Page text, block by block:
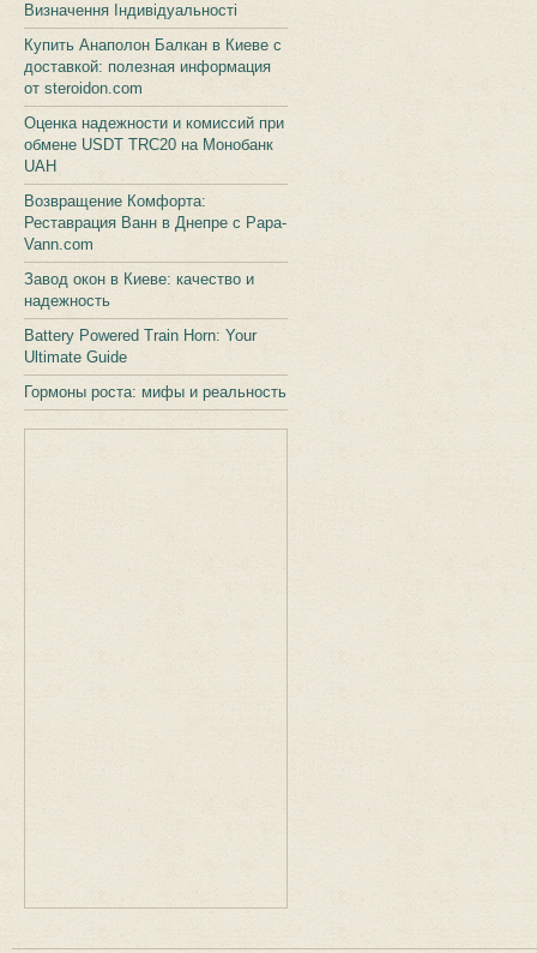
Визначення Індивідуальності
Купить Анаполон Балкан в Киеве с
доставкой: полезная информация
от steroidon.com
Оценка надежности и комиссий при
обмене USDT TRC20 на Монобанк
UAH
Возвращение Комфорта:
Реставрация Ванн в Днепре с Papa-
Vann.com
Завод окон в Киеве: качество и
надежность
Battery Powered Train Horn: Your
Ultimate Guide
Гормоны роста: мифы и реальность